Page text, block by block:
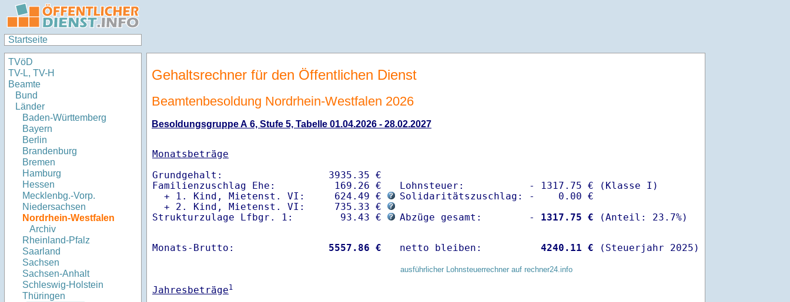
Startseite
TVöD
TV-L, TV-H
Beamte
Bund
Länder
Baden-Württemberg
Bayern
Berlin
Brandenburg
Bremen
Hamburg
Hessen
Mecklenbg.-Vorp.
Niedersachsen
Nordrhein-Westfalen
Archiv
Rheinland-Pfalz
Saarland
Sachsen
Sachsen-Anhalt
Schleswig-Holstein
Thüringen
Gehaltsrechner für den Öffentlichen Dienst
Beamtenbesoldung Nordrhein-Westfalen 2026
Besoldungsgruppe A 6, Stufe 5, Tabelle 01.04.2026 - 28.02.2027
Monatsbeträge
Grundgehalt:                  3935.35 €
Familienzuschlag Ehe:          169.26 €
  + 1. Kind, Mietenst. VI:     624.49 €
  + 2. Kind, Mietenst. VI:     735.33 €
Strukturzulage Lfbgr. 1:        93.43 €
Lohnsteuer:           - 1317.75 € (Klasse I)
Solidaritätszuschlag: -    0.00 €
Abzüge gesamt:        -
1317.75 €
Monats-Brutto: 5557.86 € netto bleiben: 4240.11 € (Steuerjahr 2025)
ausführlicher Lohnsteuerrechner auf rechner24.info
Jahresbeträge1